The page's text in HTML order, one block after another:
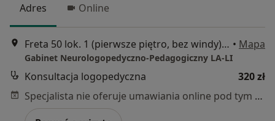
Adres Online
Freta 50 lok. 1 (pierwsze piętro, bez windy), Warszawa • Mapa
Gabinet Neurologopedyczno-Pedagogiczny LA-LI
Konsultacja logopedyczna
320 zł
Specjalista nie oferuje umawiania online pod tym adresem.